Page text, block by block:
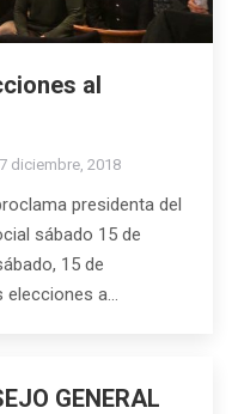
al
diciembre, 2018
presidenta del
sábado 15 de
15 de
a…
GENERAL